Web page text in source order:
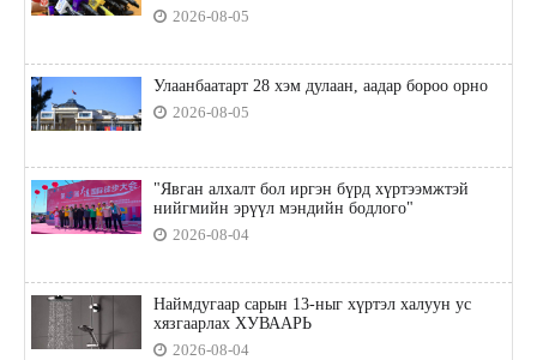
2026-08-05
Улаанбаатарт 28 хэм дулаан, аадар бороо орно
2026-08-05
"Явган алхалт бол иргэн бүрд хүртээмжтэй
нийгмийн эрүүл мэндийн бодлого"
2026-08-04
Наймдугаар сарын 13-ныг хүртэл халуун ус
хязгаарлах ХУВААРЬ
2026-08-04